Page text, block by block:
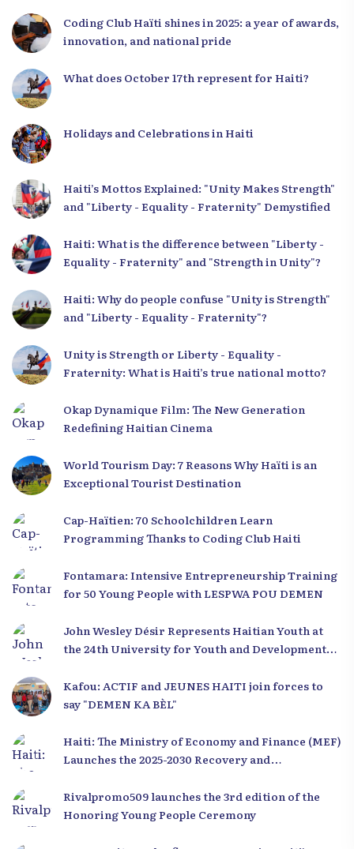
Coding Club Haïti shines in 2025: a year of awards,
innovation, and national pride
What does October 17th represent for Haiti?
Holidays and Celebrations in Haiti
Haiti’s Mottos Explained: "Unity Makes Strength"
and "Liberty - Equality - Fraternity" Demystified
Haiti: What is the difference between "Liberty -
Equality - Fraternity" and "Strength in Unity"?
Haiti: Why do people confuse "Unity is Strength"
and "Liberty - Equality - Fraternity"?
Unity is Strength or Liberty - Equality -
Fraternity: What is Haiti’s true national motto?
Okap Dynamique Film: The New Generation
Redefining Haitian Cinema
World Tourism Day: 7 Reasons Why Haïti is an
Exceptional Tourist Destination
Cap-Haïtien: 70 Schoolchildren Learn
Programming Thanks to Coding Club Haiti
Fontamara: Intensive Entrepreneurship Training
for 50 Young People with LESPWA POU DEMEN
John Wesley Désir Represents Haitian Youth at
the 24th University for Youth and Development
Kafou: ACTIF and JEUNES HAITI join forces to
say "DEMEN KA BÈL"
Haiti: The Ministry of Economy and Finance (MEF)
Launches the 2025-2030 Recovery and
Rivalpromo509 launches the 3rd edition of the
Honoring Young People Ceremony